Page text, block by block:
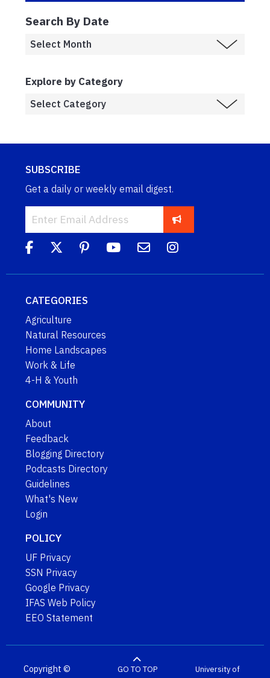
Search By Date
Explore by Category
SUBSCRIBE
Get a daily or weekly email digest.
CATEGORIES
Agriculture
Natural Resources
Home Landscapes
Work & Life
4-H & Youth
COMMUNITY
About
Feedback
Blogging Directory
Podcasts Directory
Guidelines
What's New
Login
POLICY
UF Privacy
SSN Privacy
Google Privacy
IFAS Web Policy
EEO Statement
Copyright ©
GO TO TOP
University of